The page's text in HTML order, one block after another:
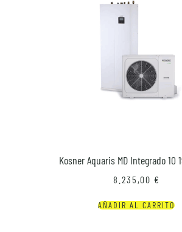
Kosner Aquaris MD Integrado 10
8.235,00 €
AÑADIR AL CARRITO